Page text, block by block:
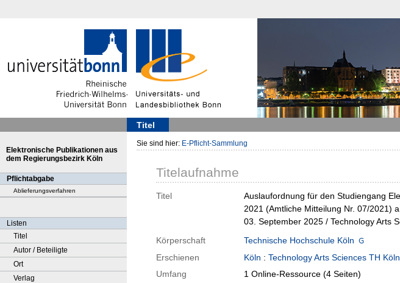
Titel
Elektronische Publikationen aus
dem Regierungsbezirk Köln
Pflichtabgabe
Ablieferungsverfahren
Listen
Titel
Autor / Beteiligte
Ort
Verlag
Sie sind hier: E-Pflicht-Sammlung
Titelaufnahme
Titel
Auslaufordnung für den Studiengang
2021 (Amtliche Mitteilung Nr. 07/2021)
03. September 2025 / Technology Arts
Körperschaft
Technische Hochschule Köln
Erschienen
Köln : Technology Arts Sciences TH Köln
Umfang
1 Online-Ressource (4 Seiten)